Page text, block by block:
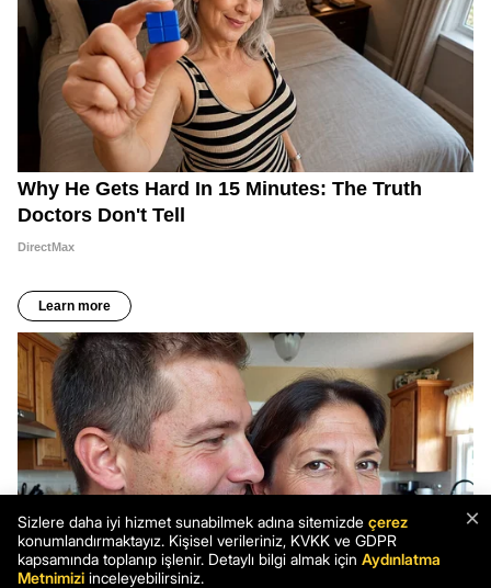
×
Sizlere daha iyi hizmet sunabilmek adına sitemizde çerez
konumlandırmaktayız. Kişisel verileriniz, KVKK ve GDPR
kapsamında toplanıp işlenir. Detaylı bilgi almak için Aydınlatma
Metnimizi inceleyebilirsiniz.